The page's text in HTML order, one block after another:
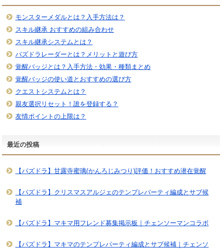
モンスターメダルとは？入手方法は？
スキル継承 おすすめの組み合わせ
スキル継承システムとは？
パズドラレーダーとは？メリットと遊び方
覚醒バッジとは？入手方法・効果・種類まとめ
覚醒バッジの使い道とおすすめの選び方
クエストシステムとは？
親友選択リセット！誰を登録する？
友情ポイントの上限は？
最近の投稿
【パズドラ】甘露寺蜜璃(かんろじみつり)評価！おすすめ潜在覚醒
【パズドラ】クリスマスアルジェのテンプレパーティ編成とサブ候
補
【パズドラ】マキマ用フレンド募集掲示板｜チェンソーマンコラボ
【パズドラ】マキマのテンプレパーティ編成とサブ候補｜チェンソ